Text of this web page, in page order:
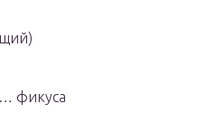
фикуса